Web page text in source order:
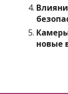
новые